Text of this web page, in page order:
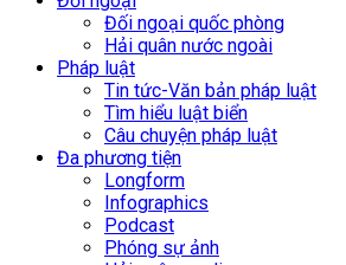
Đối ngoại quốc phòng
Hải quân nước ngoài
Pháp luật
Tin tức-Văn bản pháp luật
Tìm hiểu luật biển
Câu chuyện pháp luật
Đa phương tiện
Longform
Infographics
Podcast
Phóng sự ảnh